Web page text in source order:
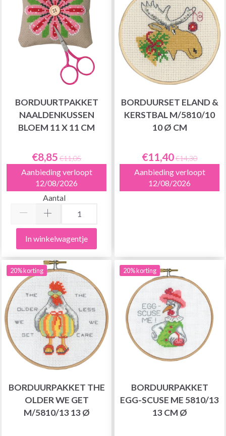
BORDUURTPAKKET
NAALDENKUSSEN
BLOEM 11 X 11 CM
€8,85 €11,05
Aanbieding verloopt
12/08/2026
Aantal
In winkelwagentje
BORDUURSET ELAND &
KERSTBAL M/5810/10
10 Ø CM
€11,40€14,30
Aanbieding verloopt
12/08/2026
20% korting
BORDUURPAKKET THE
OLDER WE GET
M/5810/13 13 Ø
20% korting
BORDUURPAKKET
EGG-SCUSE ME 5810/13
13 CM Ø